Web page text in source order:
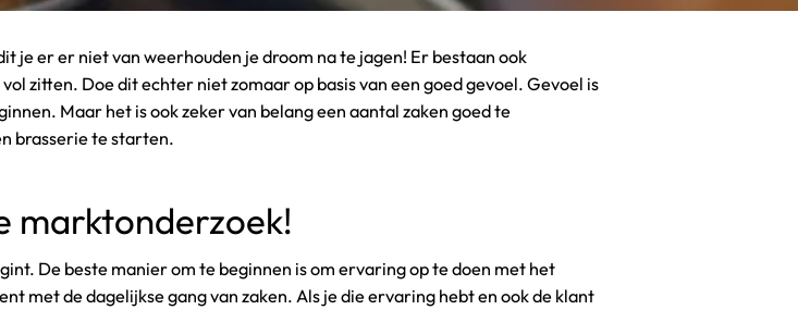
je er er niet van weerhouden je droom na te jagen! Er bestaan ook
zitten. Doe dit echter niet zomaar op basis van een goed gevoel. Gevoel is
Maar het is ook zeker van belang een aantal zaken goed te
brasserie te starten.
marktonderzoek!
De beste manier om te beginnen is om ervaring op te doen met het
met de dagelijkse gang van zaken. Als je die ervaring hebt en ook de klant